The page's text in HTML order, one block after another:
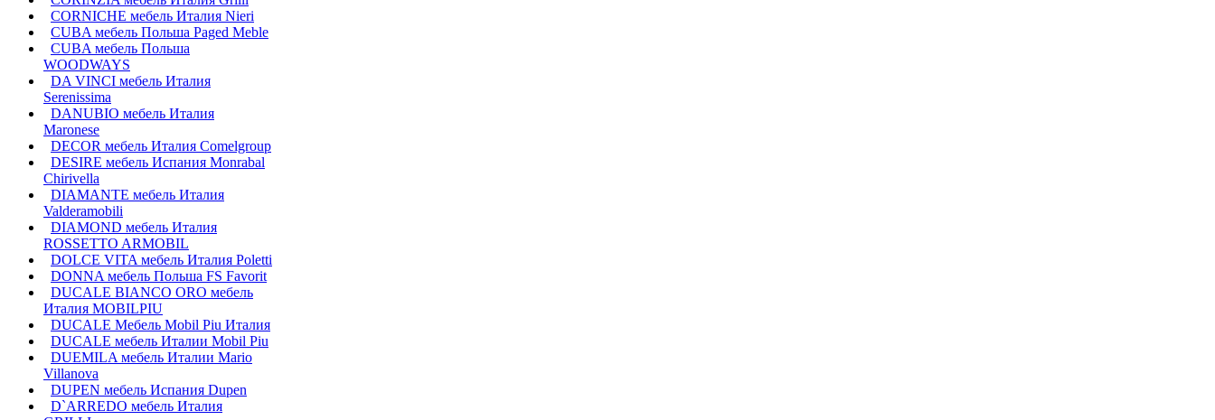
CORNICHE мебель Италия Nieri
CUBA мебель Польша Paged Meble
CUBA мебель Польша
WOODWAYS
DA VINCI мебель Италия
Serenissima
DANUBIO мебель Италия
Maronese
DECOR мебель Италия Comelgroup
DESIRE мебель Испания Monrabal
Chirivella
DIAMANTE мебель Италия
Valderamobili
DIAMOND мебель Италия
ROSSETTO ARMOBIL
DOLCE VITA мебель Италия Poletti
DONNA мебель Польша FS Favorit
DUCALE BIANCO ORO мебель
Италия MOBILPIU
DUCALE Мебель Mobil Piu Италия
DUCALE мебель Италии Mobil Piu
DUEMILA мебель Италии Mario
Villanova
DUPEN мебель Испания Dupen
D`ARREDO мебель Италия